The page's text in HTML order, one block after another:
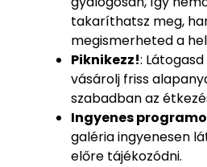
takaríthatsz meg,
megismerheted a
Piknikezz!:
vásárolj friss
szabadban az
Ingyenes
galéria ingyenesen
előre tájékozódni.